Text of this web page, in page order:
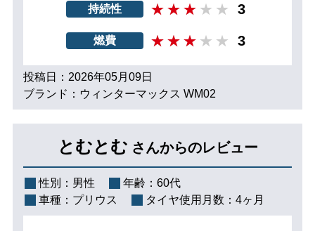
持続性 3
燃費 3
投稿日：2026年05月09日
ブランド：ウィンターマックス WM02
とむとむ さんからのレビュー
性別： 男性 年齢： 60代
車種： プリウス タイヤ使用月数： 4ヶ月